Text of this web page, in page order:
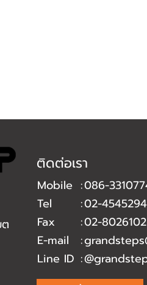
ติดต่อเรา
Mobile :086-
Tel
:02-4545294
Fax
:02-8026102
E-mail
:
Line ID :